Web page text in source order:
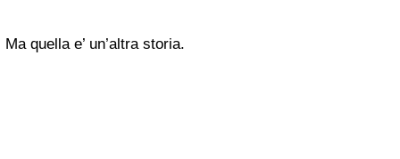
Ma quella e’ un’altra storia.